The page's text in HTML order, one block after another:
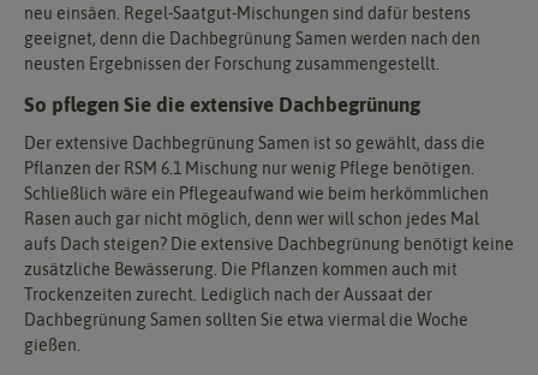
neu einsäen. Regel-Saatgut-Mischungen sind dafür bestens
geeignet, denn die Dachbegrünung Samen werden nach den
neusten Ergebnissen der Forschung zusammengestellt.
So pflegen Sie die extensive Dachbegrünung
Der extensive Dachbegrünung Samen ist so gewählt, dass die
Pflanzen der RSM 6.1 Mischung nur wenig Pflege benötigen.
Schließlich wäre ein Pflegeaufwand wie beim herkömmlichen
Rasen auch gar nicht möglich, denn wer will schon jedes Mal
aufs Dach steigen? Die extensive Dachbegrünung benötigt keine
zusätzliche Bewässerung. Die Pflanzen kommen auch mit
Trockenzeiten zurecht. Lediglich nach der Aussaat der
Dachbegrünung Samen sollten Sie etwa viermal die Woche
gießen.